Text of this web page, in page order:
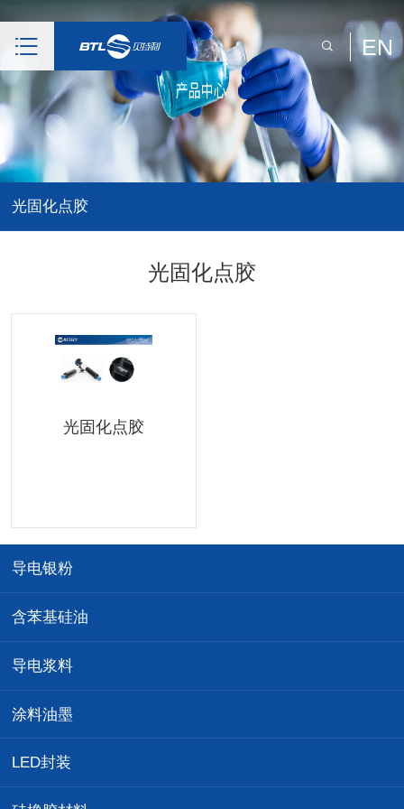
EN
光固化点胶
光固化点胶
光固化点胶
导电银粉
含苯基硅油
导电浆料
涂料油墨
LED封装